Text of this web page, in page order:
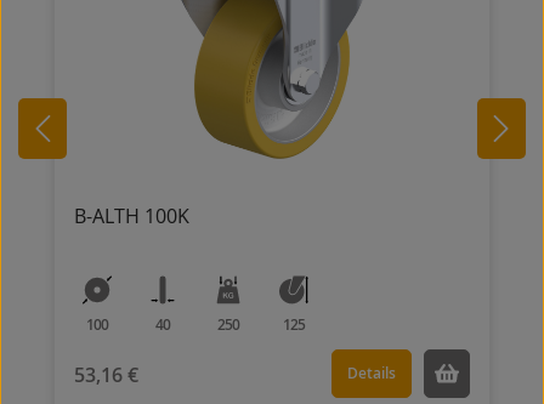
B-ALTH 100K
100 40 250 125
53,16 € Details